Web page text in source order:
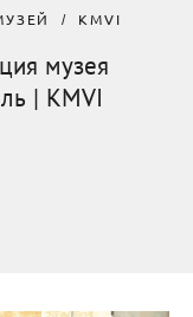
KMVI
музея
| KMVI